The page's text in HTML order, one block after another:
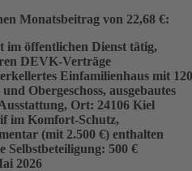
Monatsbeitrag von 22,68 €:
im öffentlichen Dienst tätig,
DEVK-Verträge
Einfamilienhaus mit 120
Obergeschoss, ausgebautes
Ort: 24106 Kiel
im Komfort-Schutz,
(mit 2.500 €) enthalten
Selbstbeteiligung: 500 €
2026